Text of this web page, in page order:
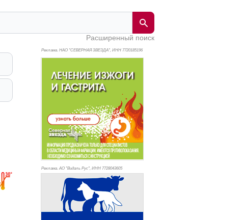
Расширенный поиск
Реклама. НАО "СЕВЕРНАЯ ЗВЕЗДА", ИНН 7720185196
Реклама. АО "Видаль Рус", ИНН 7728043605